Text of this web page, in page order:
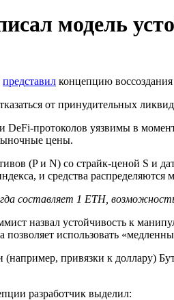
модель
представил концепцию
от принудительных
DeFi-протоколов уязвимы в
цены.
(P и N) со страйк-ценой S
и средства распределяются
составляет 1 ETH,
назвал устойчивость к
позволяет использовать
привязки к доллару)
разработчик выделил: